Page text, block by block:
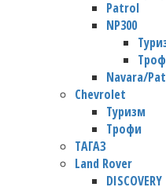
Patrol
NP300
Navara/
Chevrolet
Туризм
Трофи
TАГАЗ
Land Rover
DISCOVERY